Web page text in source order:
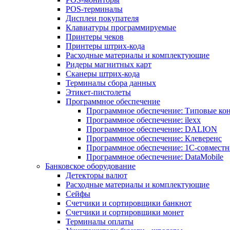
POS-терминалы
Дисплеи покупателя
Клавиатуры программируемые
Принтеры чеков
Принтеры штрих-кода
Расходные материалы и комплектующие
Ридеры магнитных карт
Сканеры штрих-кода
Терминалы сбора данных
Этикет-пистолеты
Программное обеспечение
Программное обеспечение: Типовые
Программное обеспечение: ilexx
Программное обеспечение: DALION
Программное обеспечение: Клеверенс
Программное обеспечение: 1С-
Программное обеспечение: DataMobile
Банковское оборудование
Детекторы валют
Расходные материалы и комплектующие
Сейфы
Счетчики и сортировщики банкнот
Счетчики и сортировщики монет
Терминалы оплаты